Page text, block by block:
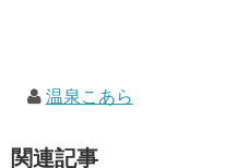
温泉こあら
関連記事